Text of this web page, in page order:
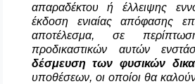
απαραδέκτου ή έλλειψης
έκδοση ενιαίας απόφασης
αποτέλεσμα, σε
προδικαστικών αυτών
δέσμευση των φυσικών
υποθέσεων, οι οποίοι θα